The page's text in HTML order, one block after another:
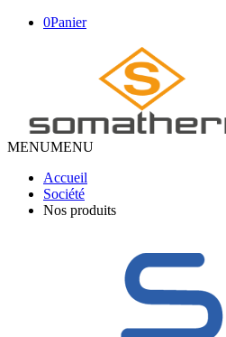
0Panier
MENUMENU
Accueil
Société
Nos produits